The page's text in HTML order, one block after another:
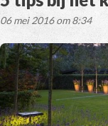
06 mei 2016 om 8:34